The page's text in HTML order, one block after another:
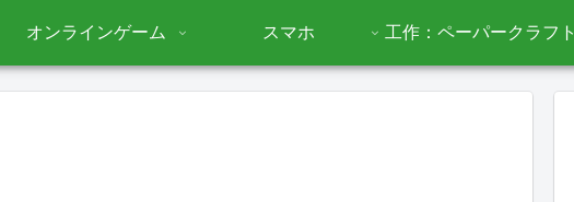
オンラインゲーム スマホ 工作：ペーパークラフト